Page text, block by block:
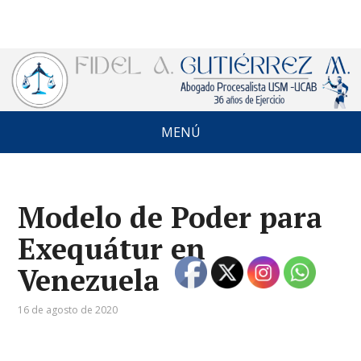
MENÚ
Modelo de Poder para
Exequátur en
Venezuela
16 de agosto de 2020